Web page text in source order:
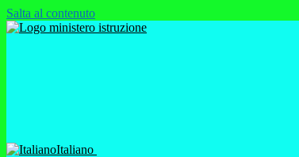
Salta al contenuto
Italiano